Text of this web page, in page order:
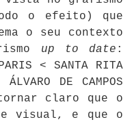
o efeito) que
o seu contexto
up to date :
< SANTA RITA
ÁLVARO DE CAMPOS
claro que o
visual, e que o